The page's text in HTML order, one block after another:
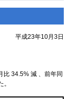
平成23年10月3日
比 34.5% 減 、前年同